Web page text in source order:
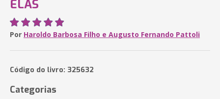
ELAS
Por Haroldo Barbosa Filho e Augusto Fernando Pattoli
Código do livro: 325632
Categorias